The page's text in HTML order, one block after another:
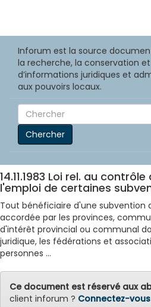
Inforum est la source
la recherche, la conservation
d’informations juridiques et
aux pouvoirs locaux.
Chercher
14.11.1983 Loi rel. au
l'emploi de certaines
Tout bénéficiaire d'une subvention
accordée par les provinces,
d'intérêt provincial ou communal
juridique, les fédérations et
personnes ...
Ce document est réservé aux
client inforum ? Connectez-vous